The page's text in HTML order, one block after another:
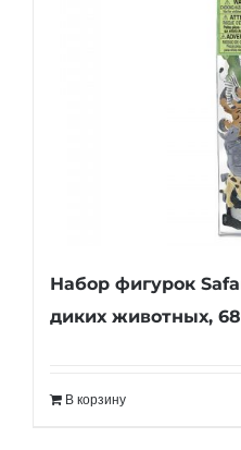
Набор фигурок
диких животных,
В корзину